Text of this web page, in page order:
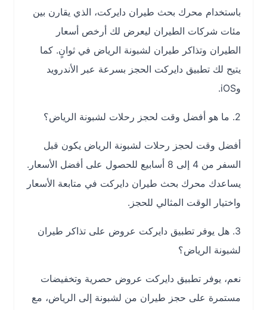
باستخدام محرك بحث طيران دايركت، الذي يقارن بين
مئات شركات الطيران ليعرض لك أرخص أسعار
الطيران وتذاكر طيران لشبونة الرياض في ثوانٍ. كما
يتيح لك تطبيق دايركت الحجز بسرعة عبر الأندرويد
أفضل وقت لحجز رحلات لشبونة الرياض يكون قبل
السفر من 4 إلى 8 أسابيع للحصول على أفضل الأسعار.
يساعدك محرك بحث طيران دايركت في متابعة الأسعار
واختيار الوقت المثالي للحجز.
3. هل يوفر تطبيق دايركت عروض على تذاكر طيران
لشبونة الرياض؟
نعم، يوفر تطبيق دايركت عروض حصرية وتخفيضات
مستمرة على حجز طيران من لشبونة إلى الرياض، مع